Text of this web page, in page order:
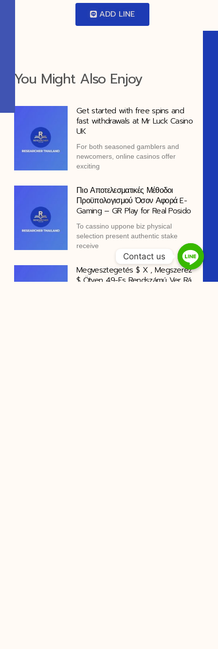
ADD LINE
You Might Also Enjoy
Get started with free spins and
fast withdrawals at Mr Luck Casino
UK
For both seasoned gamblers and
newcomers, online casinos offer
exciting
Πιο Αποτελεσματικές Μέθοδοι
Προϋπολογισμού Όσον Αφορά E-
Gaming – GR Play for Real Posido
Το cassino uppone biz physical
selection present authentic stake
receive
Megvesztegetés $ X , Megszerez
$ Ötven 49-Es Rendszámú Ver Rá
Contact us